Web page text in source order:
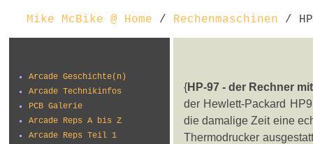
Mike McBike @ Home / Rechenmaschinen /
Arcade Geschichte(n)
Arcade Technikinfos
PCB Galerie
Arcade Reps A bis Z
Arcade Reps Teil 1
{HP-97 - der Rechner
der Hewlett-Packard
die damalige Zeit eine
Thermodrucker